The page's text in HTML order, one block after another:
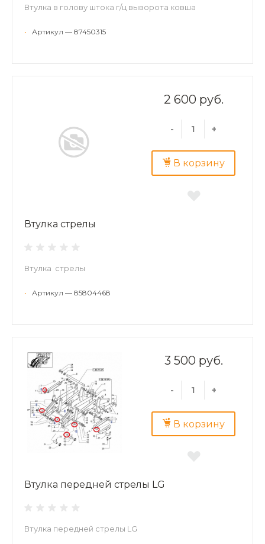
Втулка в голову штока г/ц выворота ковша
• Артикул — 87450315
2 600 руб.
- +
В корзину
Втулка стрелы
Втулка стрелы
• Артикул — 85804468
3 500 руб.
- +
В корзину
Втулка передней стрелы LG
Втулка передней стрелы LG